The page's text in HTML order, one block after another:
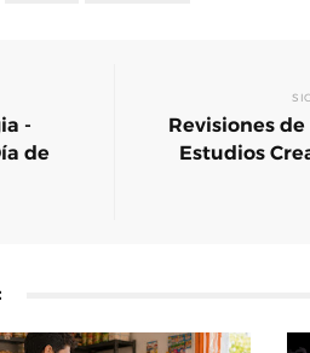
-
de
Revisiones
Estudios